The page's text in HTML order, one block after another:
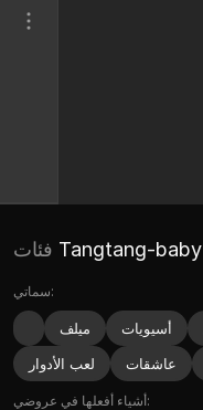
Tangtang-baby
سماتي:
ميلف أسيويات
لعب الأدوار
عاشقات
أشياء أفعلها في عروضي: